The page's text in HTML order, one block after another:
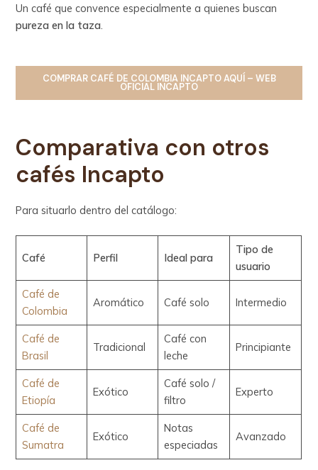
Un café que convence especialmente a quienes buscan
pureza en la taza
COMPRAR CAFÉ DE COLOMBIA INCAPTOAQUÍ – WEB
OFICIAL INCAPTO
Comparativa con otros
cafés Incapto
Para situarlo dentro del catálogo:
Café Perfil Ideal para
Tipo de
usuario
Café de
Colombia
Aromático Café solo Intermedio
Café de
Brasil
Tradicional
Café con
leche
Principiante
Café de
Etiopía
Exótico
Café solo /
filtro
Experto
Café de
Sumatra
Exótico
Notas
especiadas
Avanzado